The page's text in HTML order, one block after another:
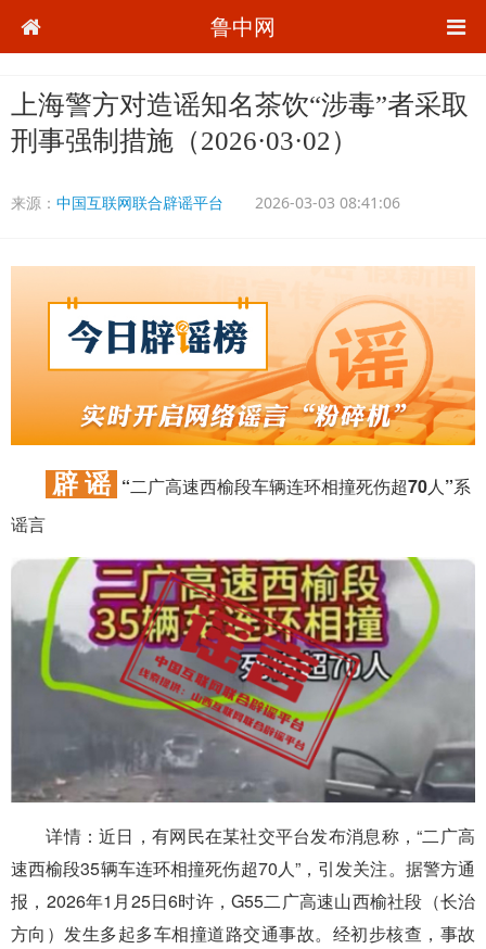
鲁中网
上海警方对造谣知名茶饮“涉毒”者采取
刑事强制措施（2026·03·02）
来源： 中国互联网联合辟谣平台 2026-03-03 08:41:06
辟 谣 “二广高速西榆段车辆连环相撞死伤超70人”系
谣言
详情：近日，有网民在某社交平台发布消息称，“二广高
速西榆段35辆车连环相撞死伤超70人”，引发关注。据警方通
报，2026年1月25日6时许，G55二广高速山西榆社段（长治
方向）发生多起多车相撞道路交通事故。经初步核查，事故